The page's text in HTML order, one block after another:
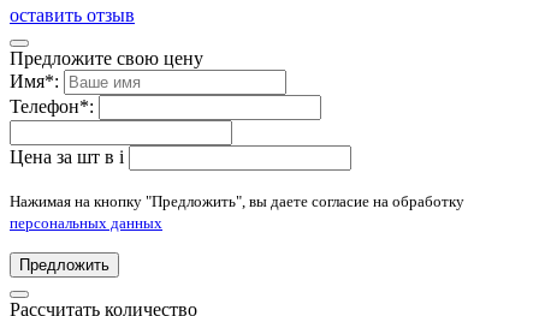
оставить отзыв
Предложите свою цену
Имя*:
Телефон*:
Цена за шт в i
Нажимая на кнопку "Предложить", вы даете согласие на обработку
персональных данных
Предложить
Рассчитать количество